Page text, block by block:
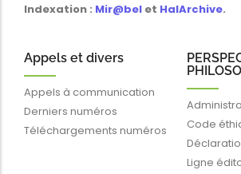
Indexation : Mir@bel et HalArchive.
Appels et divers
Appels à communication
Derniers numéros
Téléchargements numéros
Code
Ligne